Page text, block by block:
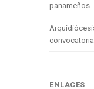
panameños
ENLACES